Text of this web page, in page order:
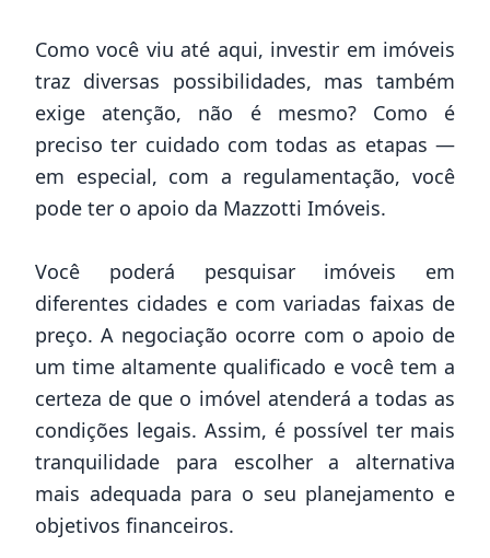
Como você viu até aqui, investir em imóveis
traz diversas possibilidades, mas também
exige atenção, não é mesmo? Como é
preciso ter cuidado com todas as etapas —
em especial, com a regulamentação, você
pode ter o apoio da Mazzotti Imóveis.
Você poderá pesquisar imóveis em
diferentes cidades e com variadas faixas de
preço. A negociação ocorre com o apoio de
um time altamente qualificado e você tem a
certeza de que o imóvel atenderá a todas as
condições legais. Assim, é possível ter mais
tranquilidade para escolher a alternativa
mais adequada para o seu planejamento e
objetivos financeiros.